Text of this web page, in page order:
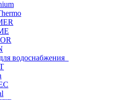
водоснабжения